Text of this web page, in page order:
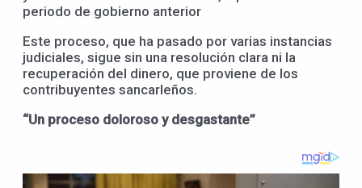
periodo de gobierno anterior
Este proceso, que ha pasado por varias instancias
judiciales, sigue sin una resolución clara ni la
recuperación del dinero, que proviene de los
contribuyentes sancarleños.
“Un proceso doloroso y desgastante”